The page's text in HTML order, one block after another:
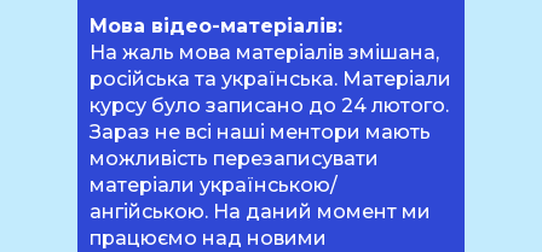
Мова відео-матеріалів:
На жаль мова матеріалів змішана,
російська та українська. Матеріали
курсу було записано до 24 лютого.
Зараз не всі наші ментори мають
можливість перезаписувати
матеріали українською/
ангійською. На даний момент ми
працюємо над новими